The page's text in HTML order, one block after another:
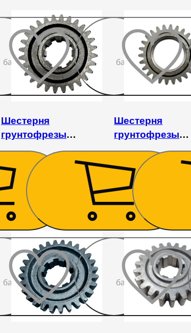
До
бажаного
До
бажаного
Шестерня
грунтофрезы
промежуточная
нижняя 1GQN-
125/140/150
1 125
Шестерня
грунтофрезы
промежуточная
верхняя 1GQN-
125/140/150
990₴
До
бажаного
До
бажаного